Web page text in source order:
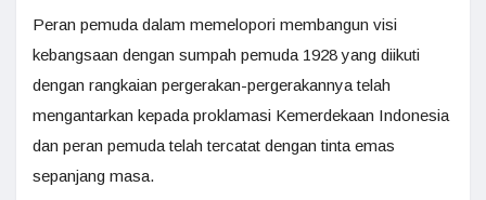
Peran pemuda dalam memelopori membangun visi
kebangsaan dengan sumpah pemuda 1928 yang diikuti
dengan rangkaian pergerakan-pergerakannya telah
mengantarkan kepada proklamasi Kemerdekaan Indonesia
dan peran pemuda telah tercatat dengan tinta emas
sepanjang masa.